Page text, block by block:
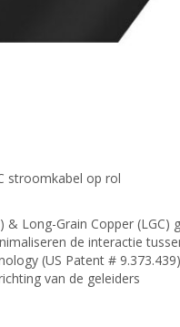
stroomkabel op rol
& Long-Grain Copper (LGC)
de interactie
(US Patent # 9.373.439)
van de geleiders